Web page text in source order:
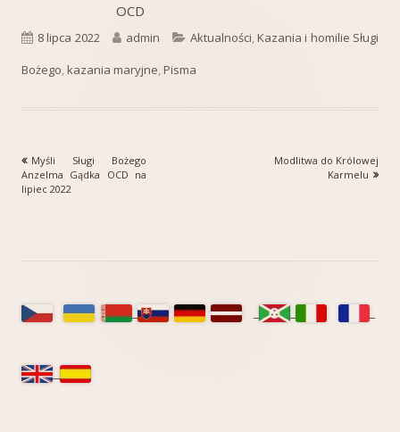
OCD
Opublikowano
8 lipca 2022 Autor
admin Kategorie
Aktualności, Kazania i homilie Sługi
Bożego, kazania maryjne, Pisma
Nawigacja
wpisu
Poprzedni
artykół
Myśli Sługi Bożego
Anzelma Gądka OCD na
lipiec 2022
Następny
Modlitwa do Królowej
Karmelu
Główny
boczny